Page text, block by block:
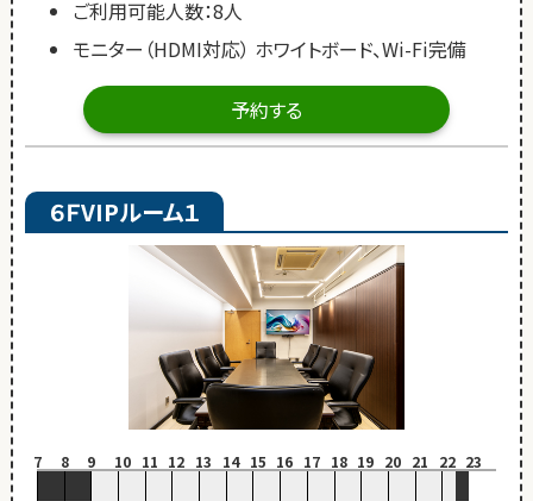
ご利用可能人数：8人
モニター（HDMI対応） ホワイトボード、Wi-Fi完備
予約する
６ＦVIPルーム１
7 8 9 10 11 12 13 14 15 16 17 18 19 20 21 22 23